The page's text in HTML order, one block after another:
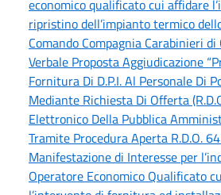
economico qualificato cui affidare
ripristino dell’impianto termico
Comando Compagnia Carabinieri
Verbale Proposta Aggiudicazione
Fornitura Di D.P.I. Al Personale Di
Mediante Richiesta Di Offerta
Elettronico Della Pubblica
Tramite Procedura Aperta R.D.O.
Manifestazione di Interesse per
Operatore Economico Qualificato